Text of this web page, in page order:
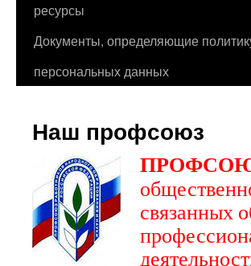
ресурсы
Документы, определяющие
персональных данных
Наш профсоюз
связанных